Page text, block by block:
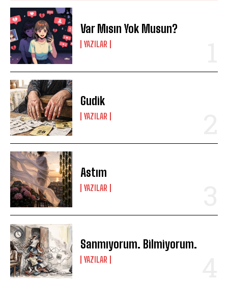
Var Mısın Yok Musun?
YAZILAR
Gudik
YAZILAR
Astım
YAZILAR
Sanmıyorum. Bilmiyorum.
YAZILAR